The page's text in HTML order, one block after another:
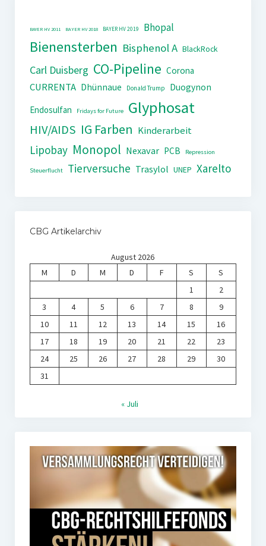
BAYER HV 2011 BAYER HV 2018 BAYER HV 2019 Bhopal
Bienensterben Bisphenol A BlackRock
Carl Duisberg CO-Pipeline Corona
CURRENTA Dhünnaue Donald Trump
Duogynon
Endosulfan
Fridays for Future Glyphosat
HIV/AIDS IG Farben Kinderarbeit
Lipobay Monopol Nexavar PCB Repression
Steuerflucht Tierversuche Trasylol UNEP Xarelto
CBG Artikelarchiv
August 2026
M
D M D F S
S
1
2
3
4 5 6 7 8
9
10
11 12 13 14 15
16
17
18 19 20 21 22
23
24
25 26 27 28 29
30
31
« Juli